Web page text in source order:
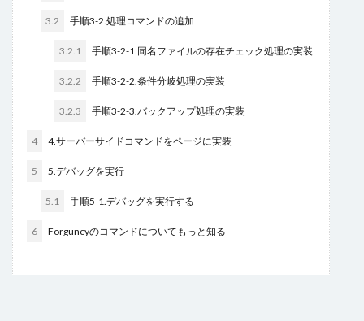
3.2 手順3-2.処理コマンドの追加
3.2.1 手順3-2-1.同名ファイルの存在チェック処理の実装
3.2.2 手順3-2-2.条件分岐処理の実装
3.2.3 手順3-2-3.バックアップ処理の実装
4 4.サーバーサイドコマンドをページに実装
5 5.デバッグを実行
5.1 手順5-1.デバッグを実行する
6 Forguncyのコマンドについてもっと知る